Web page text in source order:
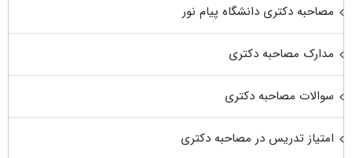
مصاحبه دکتری دانشگاه پیام نور
مدارک مصاحبه دکتری
سوالات مصاحبه دکتری
امتیاز تدریس در مصاحبه دکتری